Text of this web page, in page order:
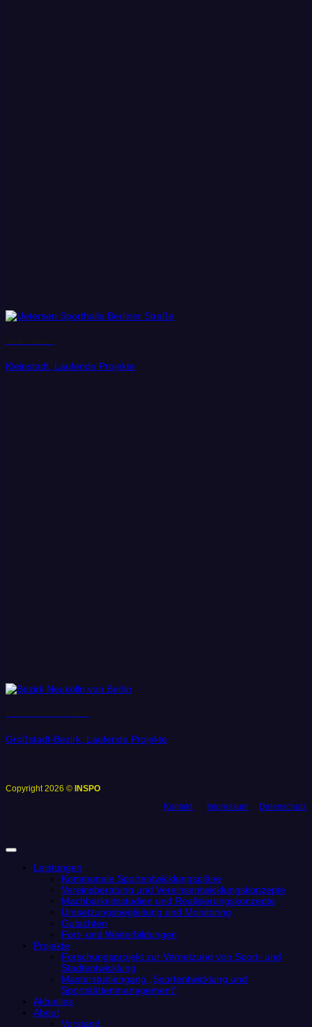
Kleinstadt, Laufende Projekte
Großstadt-Bezirk, Laufende Projekte
Copyright 2026 © INSPO
Kontakt
Impressum Datenschutz
Leistungen
Kommunale Sportentwicklungspläne
Vereinsberatung und Vereinsentwicklungskonzepte
Machbarkeitsstudien und Realisierungskonzepte
Umsetzungsbegleitung und Monitoring
Gutachten
Fort- und Weiterbildungen
Projekte
Forschungsprojekt zur Vernetzung von Sport- und
Stadtentwicklung
Masterstudiengang „Sportentwicklung und
Sportstättenmanagement“
Aktuelles
About
Vorstand